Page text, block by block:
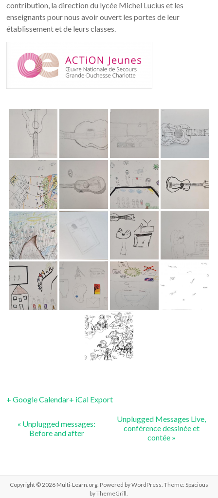
contribution, la direction du lycée Michel Lucius et les
enseignants pour nous avoir ouvert les portes de leur
établissement et de leurs classes.
+ Google Calendar+ iCal Export
« Unplugged messages:
Before and after
Unplugged Messages Live,
conférence dessinée et
contée »
Copyright © 2026 Multi-Learn.org. Powered byWordPress. Theme: Spacious
byThemeGrill.